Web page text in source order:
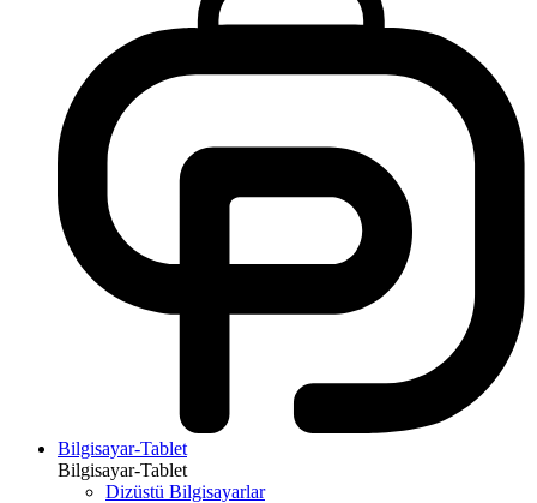
Bilgisayar-Tablet
Bilgisayar-Tablet
Dizüstü Bilgisayarlar